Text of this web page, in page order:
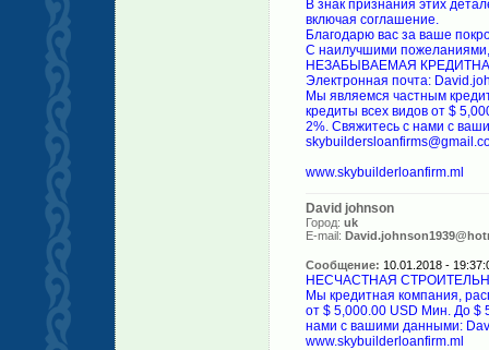
В знак признания этих
включая соглашение.
Благодарю вас за ваше
С наилучшими пожеланиями,
НЕЗАБЫВАЕМАЯ
Электронная почта:
Мы являемся частным
кредиты всех видов от $
2%. Свяжитесь с нами с
www.skybuilderloanfirm.ml
David johnson
Город: uk
E-mail:
Сообщение: 10.01.2018 -
НЕСЧАСТНАЯ
Мы кредитная компания,
от $ 5,000.00 USD Мин. До $
нами с вашими данными:
www.skybuilderloanfirm.ml